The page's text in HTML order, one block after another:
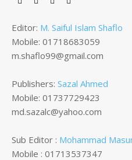
Editor: M. Saiful Islam Shaflo
Mobile: 01718683059
m.shaflo99@gmail.com
Publishers: Sazal Ahmed
Mobile: 01737729423
md.sazalc@yahoo.com
Sub Editor : Mohammad
Mobile : 01713537347